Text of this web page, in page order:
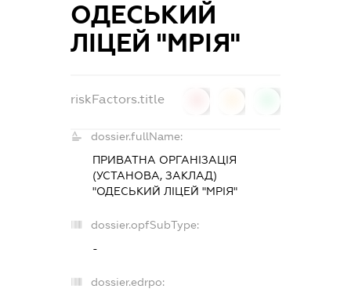
ОДЕСЬКИЙ
ЛІЦЕЙ "МРІЯ"
riskFactors.title
dossier.fullName:
ПРИВАТНА ОРГАНІЗАЦІЯ
(УСТАНОВА, ЗАКЛАД)
"ОДЕСЬКИЙ ЛІЦЕЙ "МРІЯ"
dossier.opfSubType:
-
dossier.edrpo: